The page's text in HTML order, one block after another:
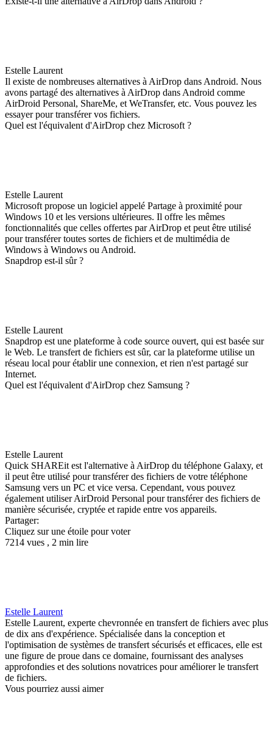
Estelle Laurent
Il existe de nombreuses alternatives à AirDrop dans Android. Nous
avons partagé des alternatives à AirDrop dans Android comme
AirDroid Personal, ShareMe, et WeTransfer, etc. Vous pouvez les
essayer pour transférer vos fichiers.
Quel est l'équivalent d'AirDrop chez Microsoft ?
Estelle Laurent
Microsoft propose un logiciel appelé Partage à proximité pour
Windows 10 et les versions ultérieures. Il offre les mêmes
fonctionnalités que celles offertes par AirDrop et peut être utilisé
pour transférer toutes sortes de fichiers et de multimédia de
Windows à Windows ou Android.
Snapdrop est-il sûr ?
Estelle Laurent
Snapdrop est une plateforme à code source ouvert, qui est basée sur
le Web. Le transfert de fichiers est sûr, car la plateforme utilise un
réseau local pour établir une connexion, et rien n'est partagé sur
Internet.
Quel est l'équivalent d'AirDrop chez Samsung ?
Estelle Laurent
Quick SHAREit est l'alternative à AirDrop du téléphone Galaxy, et
il peut être utilisé pour transférer des fichiers de votre téléphone
Samsung vers un PC et vice versa. Cependant, vous pouvez
également utiliser AirDroid Personal pour transférer des fichiers de
manière sécurisée, cryptée et rapide entre vos appareils.
Partager:
Cliquez sur une étoile pour voter
7214 vues , 2 min lire
Estelle Laurent
Estelle Laurent, experte chevronnée en transfert de fichiers avec plus
de dix ans d'expérience. Spécialisée dans la conception et
l'optimisation de systèmes de transfert sécurisés et efficaces, elle est
une figure de proue dans ce domaine, fournissant des analyses
approfondies et des solutions novatrices pour améliorer le transfert
de fichiers.
Vous pourriez aussi aimer